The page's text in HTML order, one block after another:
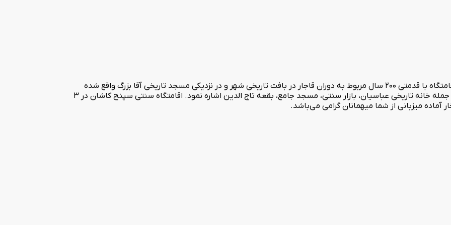
اقامتگاه سنتی سپنج کاشان در سال 1400 افتتاح گردیده است. این اقامتگاه با قدمتی 200 سال مربوط به دوران قاجار در بافت تاریخی شهر و در نزدیکی مسجد تاریخی آقا بزرگ واقع شده
است. از مزایای اقامتگاه می‌توان به دسترسی آسان مراکز گردشگری از جمله خانه تاریخی عباسیان، بازار سنتی، مسجد جامع، بقعه تاج الدین اشاره نمود. اقامتگاه سنتی سپنج کاشان در 3